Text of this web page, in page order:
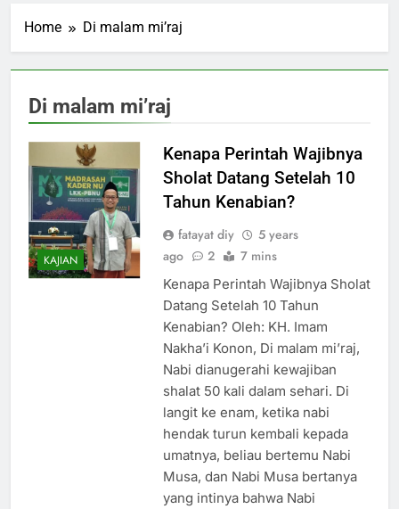
Home Di malam mi’raj
Di malam mi’raj
KAJIAN
Kenapa Perintah Wajibnya
Sholat Datang Setelah 10
Tahun Kenabian?
fatayat diy
5 years
ago
2 7 mins
Kenapa Perintah Wajibnya Sholat
Datang Setelah 10 Tahun
Kenabian? Oleh: KH. Imam
Nakha’i Konon, Di malam mi’raj,
Nabi dianugerahi kewajiban
shalat 50 kali dalam sehari. Di
langit ke enam, ketika nabi
hendak turun kembali kepada
umatnya, beliau bertemu Nabi
Musa, dan Nabi Musa bertanya
yang intinya bahwa Nabi